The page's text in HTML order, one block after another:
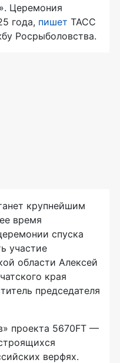
Церемония
года, пишет ТАСС
Росрыболовства.
крупнейшим
время
спуска
участие
области Алексей
края
председателя
проекта 5670FT —
верфях.